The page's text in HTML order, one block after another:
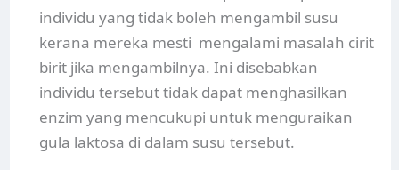
individu yang tidak boleh mengambil susu
kerana mereka mesti mengalami masalah cirit
birit jika mengambilnya. Ini disebabkan
individu tersebut tidak dapat menghasilkan
enzim yang mencukupi untuk menguraikan
gula laktosa di dalam susu tersebut.